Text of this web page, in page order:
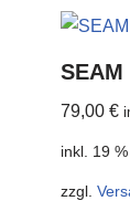
79,00€
inkl. 19
zzgl.